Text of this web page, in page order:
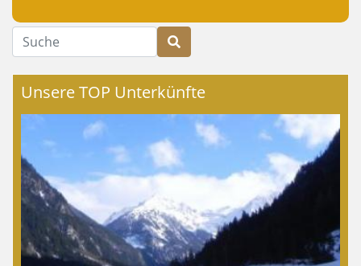
Suche
Unsere TOP Unterkünfte